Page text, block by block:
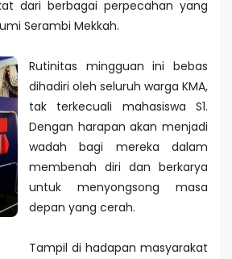
dari berbagai perpecahan yang
Serambi Mekkah.
Rutinitas mingguan ini bebas
dihadiri oleh seluruh warga KMA,
tak terkecuali mahasiswa S1.
Dengan harapan akan menjadi
wadah bagi mereka dalam
membenah diri dan berkarya
untuk menyongsong masa
depan yang cerah.
Tampil di hadapan masyarakat